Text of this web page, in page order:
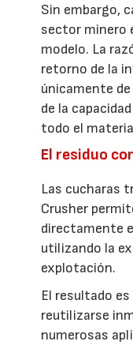
Sin embargo,
sector minero
modelo. La
retorno de la
únicamente
de la
todo el
El residuo
Las cucharas
Crusher
directamente
utilizando la
explotación.
El resultado
reutilizarse
numerosas